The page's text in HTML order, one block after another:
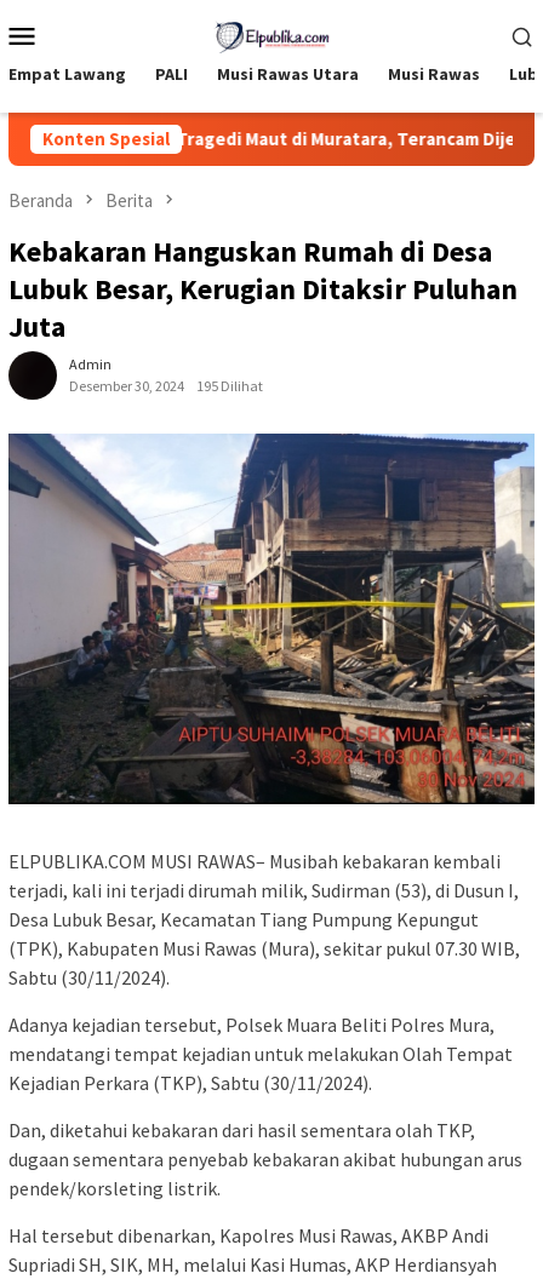
ke
Mobile
Empat Lawang PALI Musi Rawas Utara Musi Rawas
Konten Spesial
Tragedi Maut di Muratara, Terancam Dijemput Paksa
Beranda Berita
Kebakaran Hanguskan Rumah di Desa
Lubuk Besar, Kerugian Ditaksir Puluhan
Juta
Admin
Desember 30, 2024
195 Dilihat
ELPUBLIKA.COM MUSI RAWAS– Musibah kebakaran kembali
terjadi, kali ini terjadi dirumah milik, Sudirman (53), di Dusun I,
Desa Lubuk Besar, Kecamatan Tiang Pumpung Kepungut
(TPK), Kabupaten Musi Rawas (Mura), sekitar pukul 07.30 WIB,
Sabtu (30/11/2024).
Adanya kejadian tersebut, Polsek Muara Beliti Polres Mura,
mendatangi tempat kejadian untuk melakukan Olah Tempat
Kejadian Perkara (TKP), Sabtu (30/11/2024).
Dan, diketahui kebakaran dari hasil sementara olah TKP,
dugaan sementara penyebab kebakaran akibat hubungan arus
pendek/korsleting listrik.
Hal tersebut dibenarkan, Kapolres Musi Rawas, AKBP Andi
Supriadi SH, SIK, MH, melalui Kasi Humas, AKP Herdiansyah